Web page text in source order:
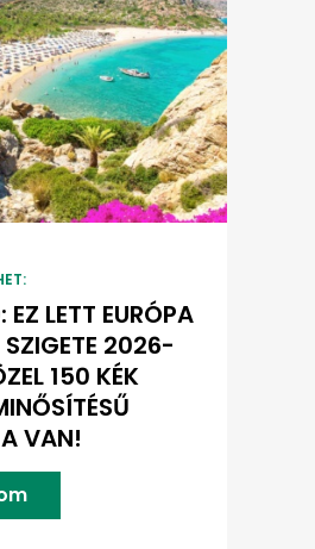
EZ LETT EURÓPA
2026-
150 KÉK
VAN!